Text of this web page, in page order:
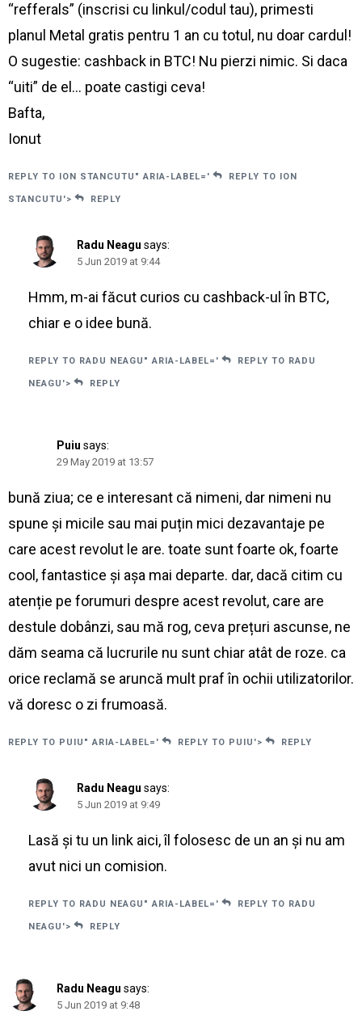
“refferals” (inscrisi cu linkul/codul tau), primesti
planul Metal gratis pentru 1 an cu totul, nu doar cardul!
O sugestie: cashback in BTC! Nu pierzi nimic. Si daca
“uiti” de el… poate castigi ceva!
Bafta,
Ionut
REPLY TO ION STANCUTU" ARIA-LABEL=' REPLY TO ION
STANCUTU'> REPLY
Radu Neagu says:
5 Jun 2019 at 9:44
Hmm, m-ai făcut curios cu cashback-ul în BTC,
chiar e o idee bună.
REPLY TO RADU NEAGU" ARIA-LABEL=' REPLY TO RADU
NEAGU'> REPLY
Puiu says:
29 May 2019 at 13:57
bună ziua; ce e interesant că nimeni, dar nimeni nu
spune și micile sau mai puțin mici dezavantaje pe
care acest revolut le are. toate sunt foarte ok, foarte
cool, fantastice și așa mai departe. dar, dacă citim cu
atenție pe forumuri despre acest revolut, care are
destule dobânzi, sau mă rog, ceva prețuri ascunse, ne
dăm seama că lucrurile nu sunt chiar atât de roze. ca
orice reclamă se aruncă mult praf în ochii utilizatorilor.
vă doresc o zi frumoasă.
REPLY TO PUIU" ARIA-LABEL=' REPLY TO PUIU'> REPLY
Radu Neagu says:
5 Jun 2019 at 9:49
Lasă și tu un link aici, îl folosesc de un an și nu am
avut nici un comision.
REPLY TO RADU NEAGU" ARIA-LABEL=' REPLY TO RADU
NEAGU'> REPLY
Radu Neagu says:
5 Jun 2019 at 9:48